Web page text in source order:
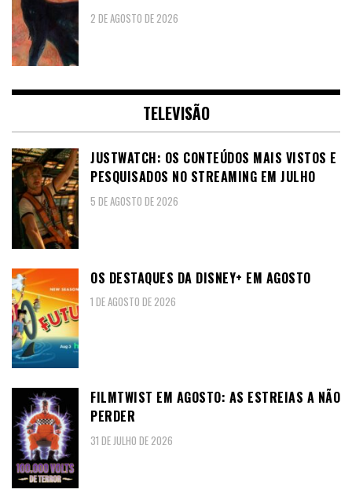
2 DE AGOSTO DE 2026
TELEVISÃO
JUSTWATCH: OS CONTEÚDOS MAIS VISTOS E
PESQUISADOS NO STREAMING EM JULHO
5 DE AGOSTO DE 2026
OS DESTAQUES DA DISNEY+ EM AGOSTO
1 DE AGOSTO DE 2026
FILMTWIST EM AGOSTO: AS ESTREIAS A NÃO
PERDER
31 DE JULHO DE 2026